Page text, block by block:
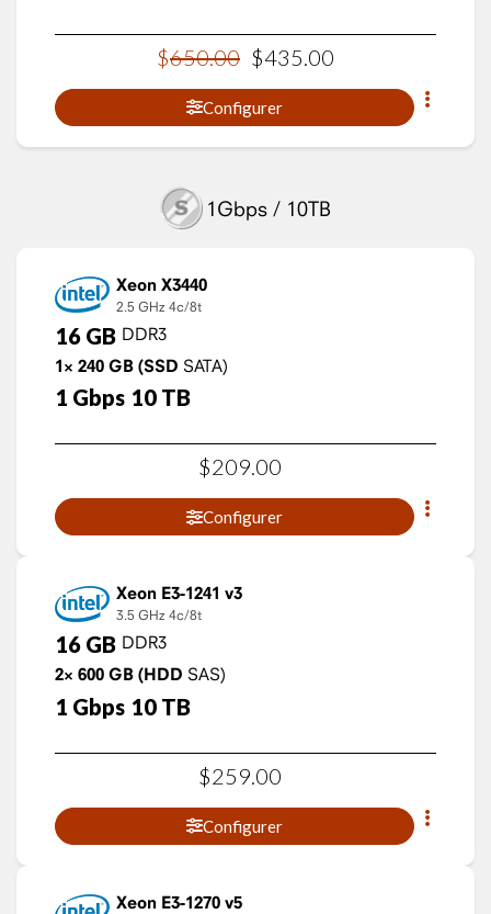
$650.00 $435 00
Configurer
1Gbps / 10TB
Xeon X3440
2.5 GHz 4c/8t
16 GB DDR3
1× 240 GB (SSD SATA)
1 Gbps 10 TB
$209.00
Configurer
Xeon E3-1241 v3
3.5 GHz 4c/8t
16 GB DDR3
2× 600 GB (HDD SAS)
1 Gbps 10 TB
$259 00
Configurer
Xeon E3-1270 v5